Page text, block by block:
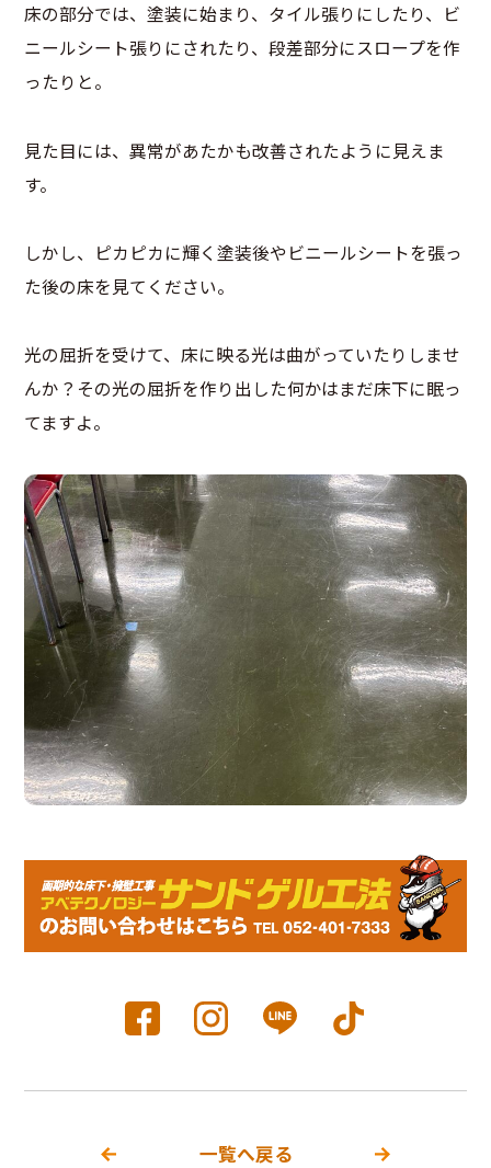
床の部分では、塗装に始まり、タイル張りにしたり、ビ
ニールシート張りにされたり、段差部分にスロープを作
ったりと。
見た目には、異常があたかも改善されたように見えま
す。
しかし、ピカピカに輝く塗装後やビニールシートを張っ
た後の床を見てください。
光の屈折を受けて、床に映る光は曲がっていたりしませ
んか？その光の屈折を作り出した何かはまだ床下に眠っ
てますよ。
一覧へ戻る